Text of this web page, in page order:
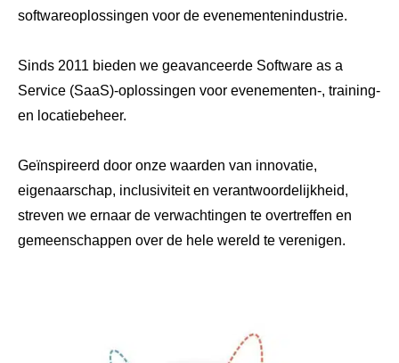
softwareoplossingen voor de evenementenindustrie.
Sinds 2011 bieden we geavanceerde Software as a
Service (SaaS)-oplossingen voor evenementen-, training-
en locatiebeheer.
Geïnspireerd door onze waarden van innovatie,
eigenaarschap, inclusiviteit en verantwoordelijkheid,
streven we ernaar de verwachtingen te overtreffen en
gemeenschappen over de hele wereld te verenigen.